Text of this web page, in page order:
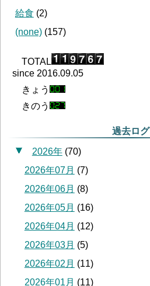
給食 (2)
(none) (157)
TOTAL
since 2016.09.05
きょう
きのう
過去ログ
2026年 (70)
2026年07月 (7)
2026年06月 (8)
2026年05月 (16)
2026年04月 (12)
2026年03月 (5)
2026年02月 (11)
2026年01月 (11)